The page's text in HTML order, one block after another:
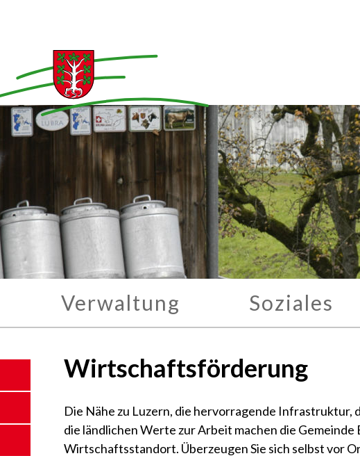
Verwaltung Soziales
Wirtschaftsförderung
Die Nähe zu Luzern, die hervorragende
die ländlichen Werte zur Arbeit machen die
Wirtschaftsstandort. Überzeugen Sie sich selbst vor